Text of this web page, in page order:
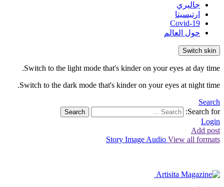
جاليري
ارتيسيتا
Covid-19
حول العالم
Switch skin
Switch to the light mode that's kinder on your eyes at day time.
Switch to the dark mode that's kinder on your eyes at night time.
Search
Search for:
Search
Login
Add post
Story Image Audio View all formats